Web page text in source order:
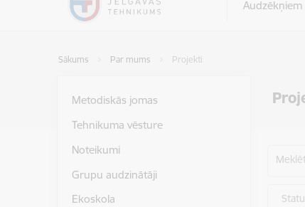
Audzēkņiem
Sākums Par mums Projekti
Metodiskās jomas
Tehnikuma vēsture
Noteikumi
Grupu audzinātāji
Ekoskola